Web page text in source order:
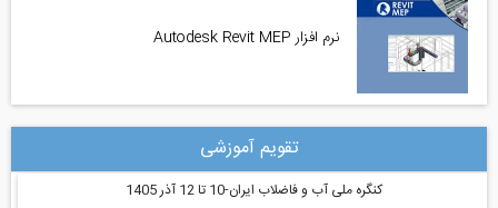
نرم افزار Autodesk Revit MEP
تقویم آموزشی
کنگره ملی آب و فاضلاب ایران-10 تا 12 آذر 1405